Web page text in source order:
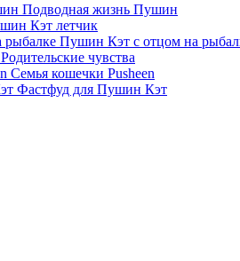
Подводная жизнь Пушин
Кэт летчик
Пушин Кэт с отцом на
Родительские чувства
Семья кошечки Pusheen
Фастфуд для Пушин Кэт